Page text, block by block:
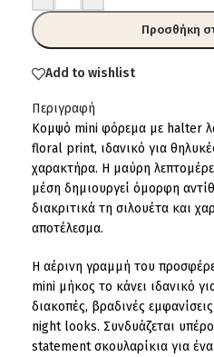
Προσθήκη
Add to wishlist
Περιγραφή
Κομψό mini φόρεμα με halter
floral print, ιδανικό για
χαρακτήρα. Η μαύρη
μέση δημιουργεί όμορφη
διακριτικά τη σιλουέτα και
αποτέλεσμα.
Η αέρινη γραμμή του
mini μήκος το κάνει ιδανικό
διακοπές, βραδινές
night looks. Συνδυάζεται
statement σκουλαρίκια για